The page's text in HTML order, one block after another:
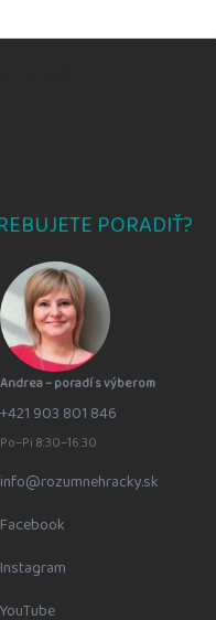
PORADIŤ?
Andrea – poradí s výberom
+421 903 801 846
Po–Pi 8:30–16:30
info@rozumnehracky.sk
Facebook
Instagram
YouTube